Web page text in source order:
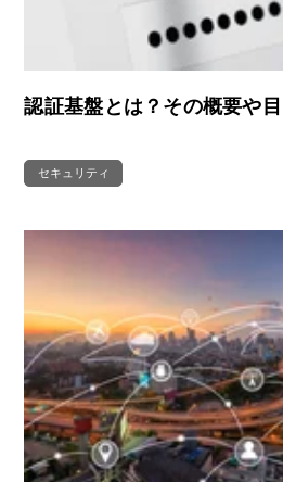
認証基盤とは？その概要や
セキュリティ